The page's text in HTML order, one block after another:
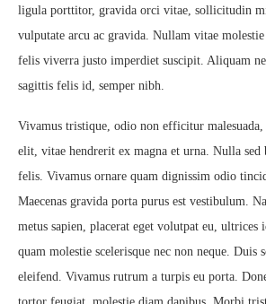
ligula porttitor, gravida orci vitae, sollicitudin
vulputate arcu ac gravida. Nullam vitae
felis viverra justo imperdiet suscipit. Aliquam
sagittis felis id, semper nibh.
Vivamus tristique, odio non efficitur
elit, vitae hendrerit ex magna et urna. Nulla sed
felis. Vivamus ornare quam dignissim odio
Maecenas gravida porta purus est vestibulum.
metus sapien, placerat eget volutpat eu, ultrices
quam molestie scelerisque nec non neque. Duis
eleifend. Vivamus rutrum a turpis eu porta.